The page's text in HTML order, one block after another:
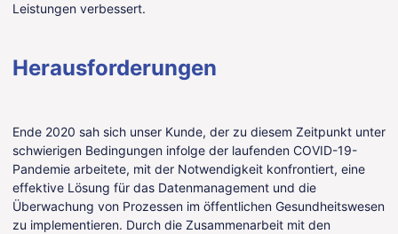
Leistungen verbessert.
Herausforderungen
Ende 2020 sah sich unser Kunde, der zu diesem Zeitpunkt unter
schwierigen Bedingungen infolge der laufenden COVID-19-
Pandemie arbeitete, mit der Notwendigkeit konfrontiert, eine
effektive Lösung für das Datenmanagement und die
Überwachung von Prozessen im öffentlichen Gesundheitswesen
zu implementieren. Durch die Zusammenarbeit mit den